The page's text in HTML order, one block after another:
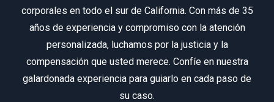
corporales en todo el sur de California. Con más de 35
años de experiencia y compromiso con la atención
personalizada, luchamos por la justicia y la
compensación que usted merece. Confíe en nuestra
galardonada experiencia para guiarlo en cada paso de
su caso.